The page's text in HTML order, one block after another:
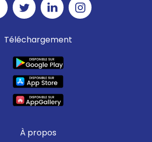
Téléchargement
À propos